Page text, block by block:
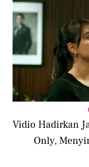
Vidio Hadirkan
Only,